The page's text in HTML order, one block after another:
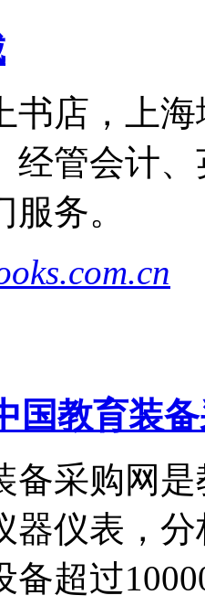
书店，上
经管会计
务。
国教育装
备采购网
器仪表，
备超过